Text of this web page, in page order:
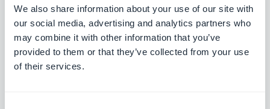
We also share information about your use of our site with
our social media, advertising and analytics partners who
may combine it with other information that you’ve
provided to them or that they’ve collected from your use
of their services.
qualsiasi altra sezione della vostra app:
ereditano il sistema di design globale (font,
colori, contrasti), lavorano con il sistema di
autenticazione degli utenti e rispettano i livelli